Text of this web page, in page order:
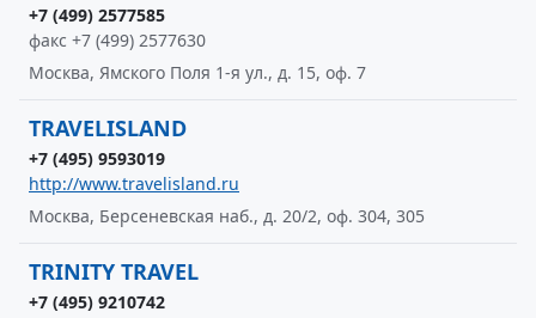
+7 (499) 2577585
факс +7 (499) 2577630
Москва, Ямского Поля 1-я ул., д. 15, оф. 7
TRAVELISLAND
+7 (495) 9593019
http://www.travelisland.ru
Москва, Берсеневская наб., д. 20/2, оф. 304, 305
TRINITY TRAVEL
+7 (495) 9210742